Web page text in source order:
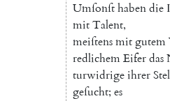
Umſonſthabendie
mitTalent,
meiſtensmitgutem
redlichemEiferdas
turwidrigeihrer
geſucht; es